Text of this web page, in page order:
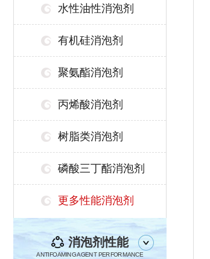
水性油性消泡剂
有机硅消泡剂
聚氨酯消泡剂
丙烯酸消泡剂
树脂类消泡剂
磷酸三丁酯消泡剂
更多性能消泡剂
消泡剂性能
ANTIFOAMING AGENT PERFORMANCE